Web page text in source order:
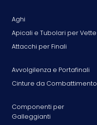
Aghi
Apicali e Tubolari per Vette
Attacchi per Finali
Avvolgilenza e Portafinali
Cinture da Combattimento
Componenti per
Galleggianti